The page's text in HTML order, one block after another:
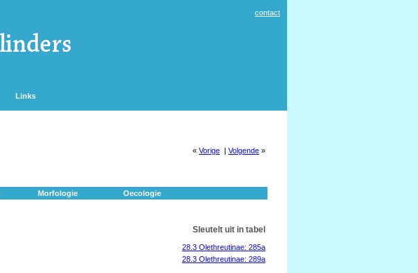
contact
Links
« Vorige | Volgende »
Morfologie Oecologie
Sleutelt uit in tabel
28.3 Olethreutinae: 285a
28.3 Olethreutinae: 289a